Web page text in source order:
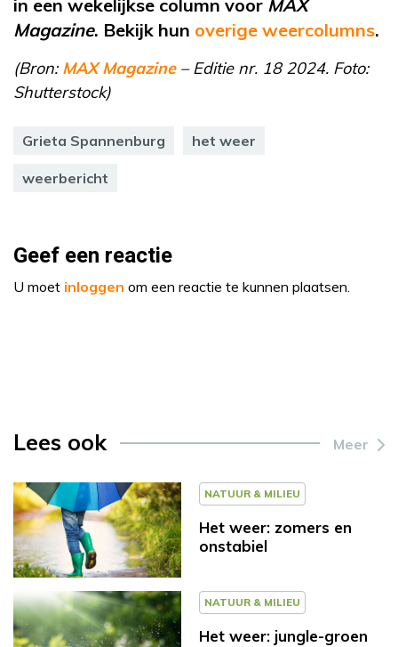
in een wekelijkse column voor MAX
Magazine. Bekijk hun overige weercolumns.
(Bron:MAX Magazine– Editie nr. 18 2024. Foto:
Shutterstock)
Grieta Spannenburg het weer
weerbericht
Geef een reactie
U moet inloggen om een reactie te kunnen plaatsen.
Lees ook Meer
NATUUR & MILIEU
Het weer: zomers en
onstabiel
NATUUR & MILIEU
Het weer: jungle-groen